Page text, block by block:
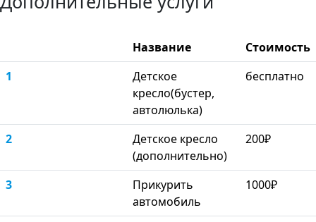
Название
Стоимость
1
Детское
кресло(бустер,
автолюлька)
бесплатно
2
Детское кресло
(дополнительно)
200₽
3
Прикурить
автомобиль
1000₽